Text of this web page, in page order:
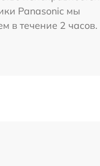
Panasonic мы
в течение 2 часов.